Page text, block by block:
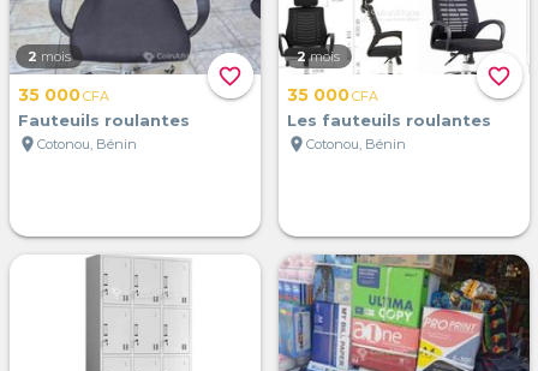
favorite_border
2 mois
35 000CFA
Fauteuils roulantes
location_on Cotonou, Bénin
favorite_border
2 mois
35 000CFA
Les fauteuils roulantes
location_on Cotonou, Bénin